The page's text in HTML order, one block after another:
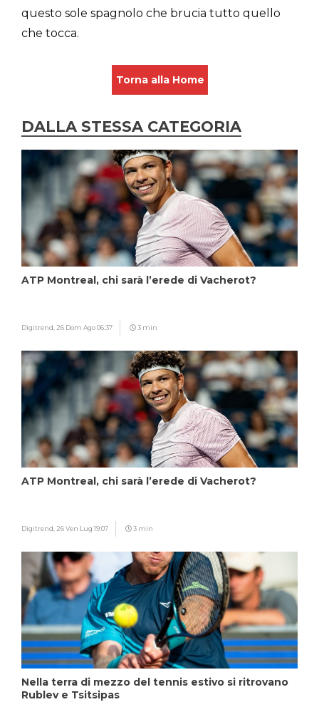
questo sole spagnolo che brucia tutto quello
che tocca.
Torna alla Home
DALLA STESSA CATEGORIA
ATP Montreal, chi sarà l’erede di Vacherot?
Digitrend, 26 Dom Ago 06:37 3 min
ATP Montreal, chi sarà l’erede di Vacherot?
Digitrend, 26 Ven Lug 19:07 3 min
Nella terra di mezzo del tennis estivo si ritrovano
Rublev e Tsitsipas